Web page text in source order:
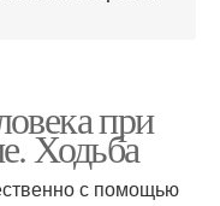
при
Ходьба
с помощью